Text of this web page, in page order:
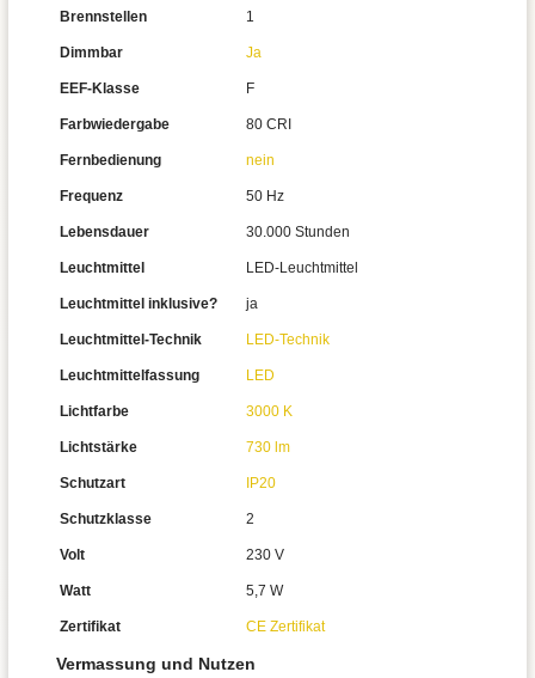
Brennstellen 1
Dimmbar Ja
EEF-Klasse F
Farbwiedergabe 80 CRI
Fernbedienung nein
Frequenz 50 Hz
Lebensdauer 30.000 Stunden
Leuchtmittel LED-Leuchtmittel
Leuchtmittel inklusive? ja
Leuchtmittel-Technik LED-Technik
Leuchtmittelfassung LED
Lichtfarbe 3000 K
Lichtstärke 730 lm
Schutzart IP20
Schutzklasse 2
Volt 230 V
Watt 5,7 W
Zertifikat CE Zertifikat
Vermassung und Nutzen